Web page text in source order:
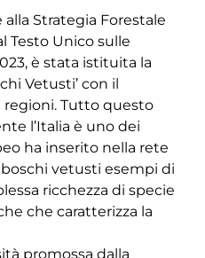
Strategia Forestale
Testo Unico sulle
è stata istituita la
Vetusti’ con il
Tutto questo
l’Italia è uno dei
ha inserito nella rete
vetusti esempi di
ricchezza di specie
che caratterizza la
promossa dalla